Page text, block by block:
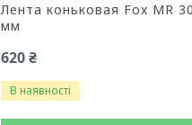
Лента коньковая Fox MR
мм
620 ₴
В наявності